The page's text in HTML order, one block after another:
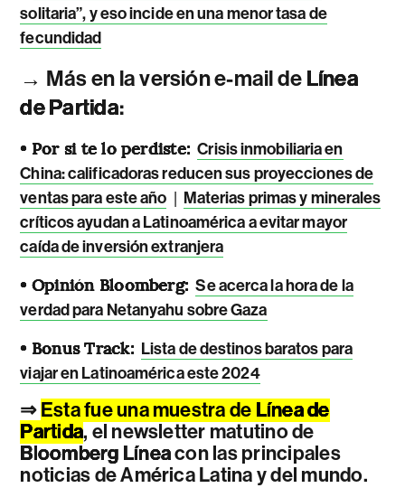
solitaria”, y eso incide en una menor tasa de
fecundidad
→ Más en la versión e-mail de Línea
de Partida:
• Por si te lo perdiste: Crisis inmobiliaria en
China: calificadoras reducen sus proyecciones de
ventas para este año | Materias primas y minerales
críticos ayudan a Latinoamérica a evitar mayor
caída de inversión extranjera
• Opinión Bloomberg: Se acerca la hora de la
verdad para Netanyahu sobre Gaza
• Bonus Track: Lista de destinos baratos para
viajar en Latinoamérica este 2024
⇒Esta fue una muestra de Línea de
Partida, el newsletter matutino de
Bloomberg Líneacon las principales
noticias de América Latina y del mundo.